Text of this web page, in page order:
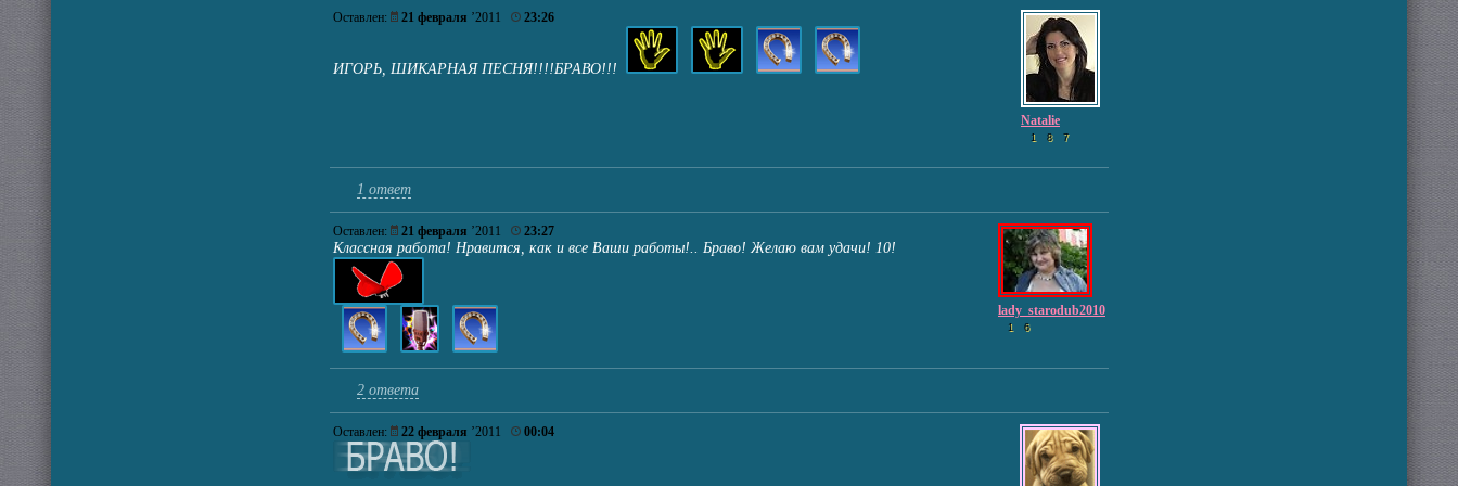
Оставлен: 21 февраля ’2011 23:26
ИГОРЬ, ШИКАРНАЯ ПЕСНЯ!!!!БРАВО!!!
Natalie
1 8 7
1 ответ
Оставлен: 21 февраля ’2011 23:27
Классная работа! Нравится, как и все Ваши работы!.. Браво! Желаю вам удачи! 10!
lady_starodub2010
1 6
2 ответа
Оставлен: 22 февраля ’2011 00:04